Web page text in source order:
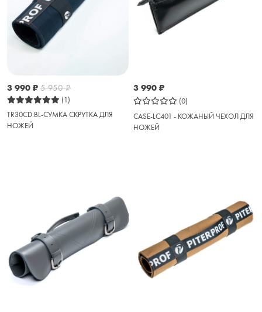
3 990 ₽ 5 950₽
(1)
TR30CD.BL-СУМКА СКРУТКА ДЛЯ
НОЖЕЙ
3 990 ₽
(0)
CASE-LC401 - КОЖАНЫЙ ЧЕХОЛ ДЛЯ
НОЖЕЙ